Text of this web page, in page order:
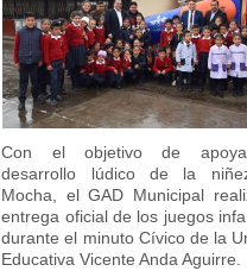
Con el objetivo de
desarrollo lúdico de la
Mocha, el GAD Municipal
entrega oficial de los juegos
durante el minuto Cívico de la
Educativa Vicente Anda Aguirre.